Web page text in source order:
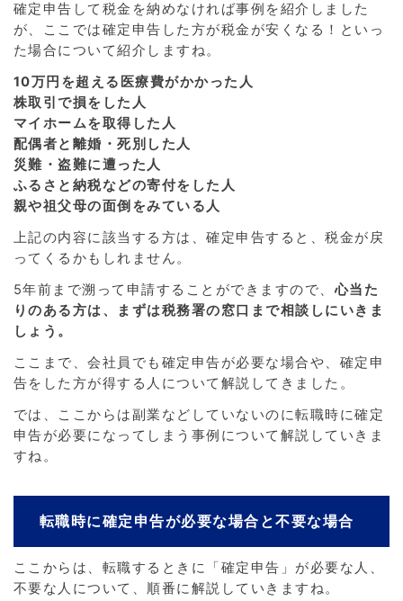
確定申告して税金を納めなければ事例を紹介しました
が、ここでは確定申告した方が税金が安くなる！といっ
た場合について紹介しますね。
10万円を超える医療費がかかった人
株取引で損をした人
マイホームを取得した人
配偶者と離婚・死別した人
災難・盗難に遭った人
ふるさと納税などの寄付をした人
親や祖父母の面倒をみている人
上記の内容に該当する方は、確定申告すると、税金が戻
ってくるかもしれません。
5年前まで溯って申請することができますので、心当た
りのある方は、まずは税務署の窓口まで相談しにいきま
しょう。
ここまで、会社員でも確定申告が必要な場合や、確定申
告をした方が得する人について解説してきました。
では、ここからは副業などしていないのに転職時に確定
申告が必要になってしまう事例について解説していきま
すね。
転職時に確定申告が必要な場合と不要な場合
ここからは、転職するときに「確定申告」が必要な人、
不要な人について、順番に解説していきますね。